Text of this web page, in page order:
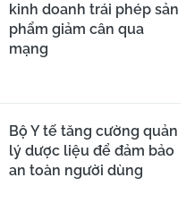
kinh doanh trái phép sản
phẩm giảm cân qua
mạng
Bộ Y tế tăng cường quản
lý dược liệu để đảm bảo
an toàn người dùng